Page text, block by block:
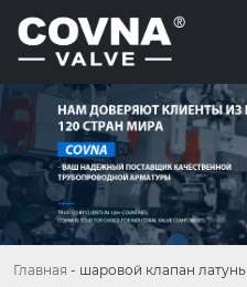
Главная - шаровой клапан латунь